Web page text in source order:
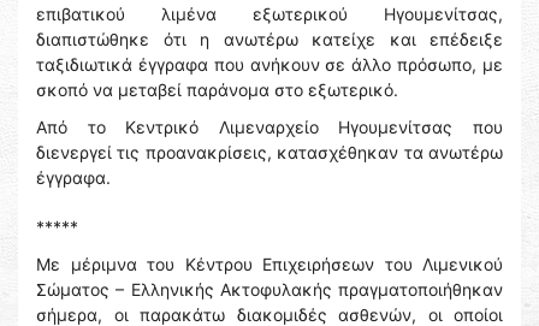
επιβατικού λιμένα εξωτερικού Ηγουμενίτσας,
διαπιστώθηκε ότι η ανωτέρω κατείχε και επέδειξε
ταξιδιωτικά έγγραφα που ανήκουν σε άλλο πρόσωπο, με
σκοπό να μεταβεί παράνομα στο εξωτερικό.
Από το Κεντρικό Λιμεναρχείο Ηγουμενίτσας που
διενεργεί τις προανακρίσεις, κατασχέθηκαν τα ανωτέρω
έγγραφα.
*****
Με μέριμνα του Κέντρου Επιχειρήσεων του Λιμενικού
Σώματος – Ελληνικής Ακτοφυλακής πραγματοποιήθηκαν
σήμερα, οι παρακάτω διακομιδές ασθενών, οι οποίοι